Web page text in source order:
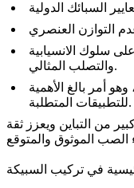
سلوك الانسيابية
والتصلب المثالي.
أمر بالغ الأهمية
للتطبيقات المتطلبة.
من التباين ويعزز ثقة
في تركيب السبيكة